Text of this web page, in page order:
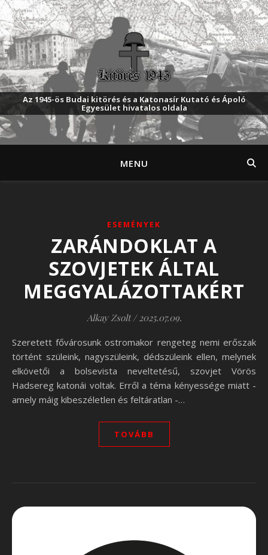
Az 1945-ös Budai kitörés és a Katonasír Kutató és Ápoló
Egyesület hivatalos oldala
MENU
ESEMÉNYEK
ZARÁNDOKLAT A
SZOVJETEK ÁLTAL
MEGGYALÁZOTTAKÉRT
Alkay Zsolt / 2025.07.09.
Szeretett fővárosunk ostromakor rengeteg nemi erőszak
történt szüleink, nagyszüleink, dédszüleink ellen, melynek
elkövetői a bolsevista neveltetésű, szovjet Vörös
Hadsereg katonái voltak. Erről a téma kényessége miatt -
amely máig kibeszéletlen és feltáratlan -…
TOVÁBB